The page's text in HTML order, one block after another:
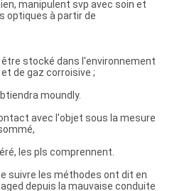
manipulent svp avec soin et
optiques à partir de
stocké dans l'environnement
de gaz corroisive ;
moundly.
avec l'objet sous la mesure
les pls comprennent.
suivre les méthodes ont dit en
depuis la mauvaise conduite